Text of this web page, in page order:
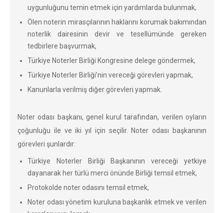
uygunluğunu temin etmek için yardımlarda bulunmak,
Ölen noterin mirasçılarının haklarını korumak bakımından
noterlik dairesinin devir ve tesellümünde gereken
tedbirlere başvurmak,
Türkiye Noterler Birliği Kongresine delege göndermek,
Türkiye Noterler Birliği’nin vereceği görevleri yapmak,
Kanunlarla verilmiş diğer görevleri yapmak.
Noter odası başkanı, genel kurul tarafından, verilen oyların
çoğunluğu ile ve iki yıl için seçilir. Noter odası başkanının
görevleri şunlardır:
Türkiye Noterler Birliği Başkanının vereceği yetkiye
dayanarak her türlü merci önünde Birliği temsil etmek,
Protokolde noter odasını temsil etmek,
Noter odası yönetim kuruluna başkanlık etmek ve verilen